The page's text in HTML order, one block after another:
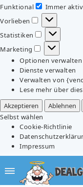
Funktional
Funktional
Immer aktiv
Vorlieben
Vorlieben
Statistiken
Statistiken
Marketing
Marketing
Optionen verwalten
Dienste verwalten
Verwalten von
Lese mehr über
Akzeptieren
Ablehnen
Selbst wählen
Cookie-Richtlinie
Impressum